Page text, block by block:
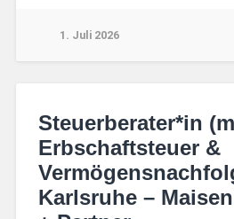
1. Juli 2026
Steuerberater*in
Erbschaftsteuer &
Karlsruhe –